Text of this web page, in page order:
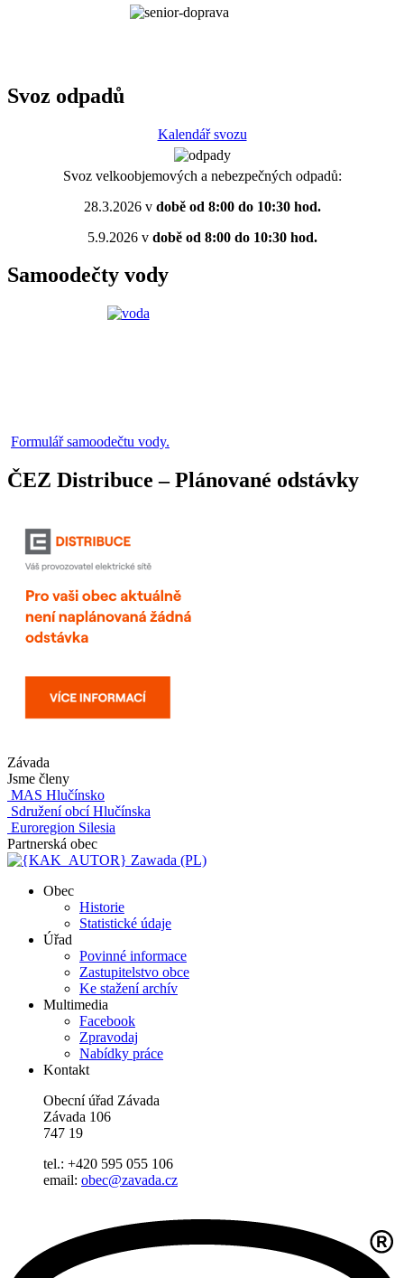
Svoz odpadů
Kalendář svozu
Svoz velkoobjemových a nebezpečných odpadů:
28.3.2026 vdobě od 8:00 do 10:30 hod.
5.9.2026 vdobě od 8:00 do 10:30 hod.
Samoodečty vody
Formulář samoodečtu vody.
ČEZ Distribuce – Plánované odstávky
Závada
Jsme členy
MAS Hlučínsko
Sdružení obcí Hlučínska
Euroregion Silesia
Partnerská obec
Zawada (PL)
Obec
Historie
Statistické údaje
Úřad
Povinné informace
Zastupitelstvo obce
Ke stažení archív
Multimedia
Facebook
Zpravodaj
Nabídky práce
Kontakt
Obecní úřad Závada
Závada 106
747 19
tel.: +420 595 055 106
email: obec@zavada.cz